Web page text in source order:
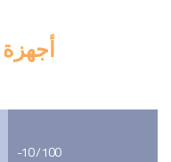
أجهزة
-10 / 100